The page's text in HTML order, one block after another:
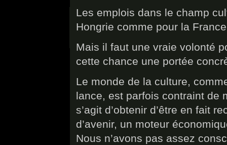
Les emplois dans le champ
Hongrie comme pour la
Mais il faut une vraie volonté
cette chance une portée
Le monde de la culture,
lance, est parfois contraint de
s’agit d’obtenir d’être en fait
d’avenir, un moteur
Nous n’avons pas assez